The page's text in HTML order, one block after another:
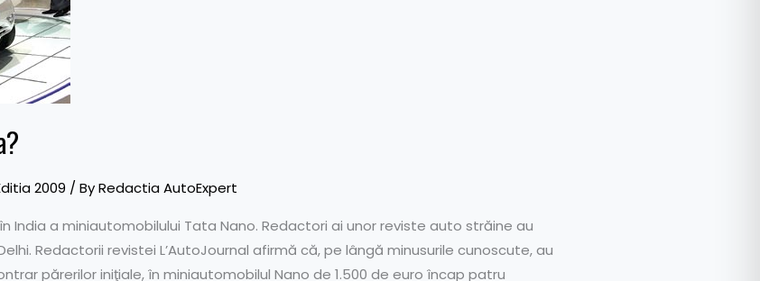
2009 / ByRedactia AutoExpert
India a miniautomobilului Tata Nano. Redactori ai unor reviste auto străine au
Redactorii revistei L’AutoJournal afirmă că, pe lângă minusurile cunoscute, au
părerilor iniţiale, în miniautomobilul Nano de 1.500 de euro încap patru